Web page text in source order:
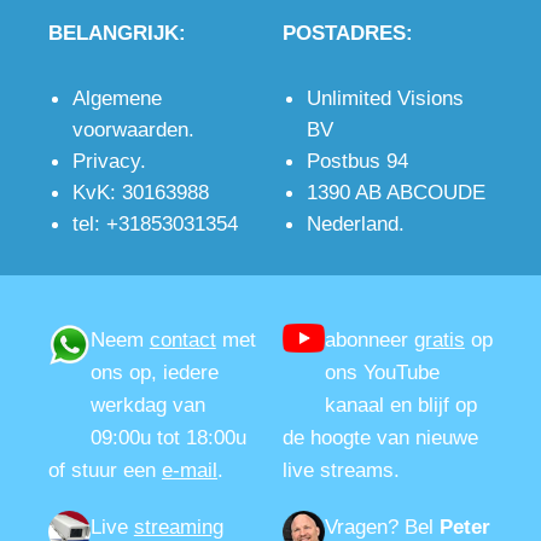
pixels)
contactop.
BELANGRIJK:
Algemene
voorwaarden.
Privacy.
KvK: 30163988
tel: +31853031354
POSTADRES:
Unlimited Visions
BV
Postbus 94
1390 AB ABCOUDE
Nederland.
Neem contactmet
ons op, iedere
werkdag van
09:00u tot 18:00u
of stuur een e-mail.
abonneer gratis op
ons YouTube
kanaal en blijf op
de hoogte van nieuwe
live streams.
Live streaming Vragen?Bel Peter